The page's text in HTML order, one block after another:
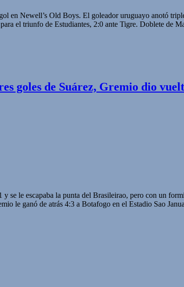
en Newell’s Old Boys. El goleador uruguayo anotó
el triunfo de Estudiantes, 2:0 ante Tigre. Doblete de
goles de Suárez, Gremio dio
y se le escapaba la punta del Brasileirao, pero con un
le ganó de atrás 4:3 a Botafogo en el Estadio Sao